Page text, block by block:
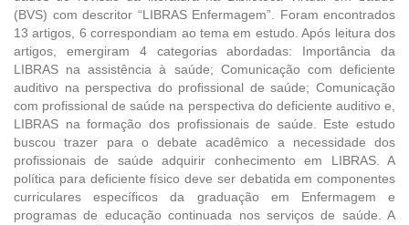
(BVS) com descritor “LIBRAS Enfermagem”. Foram encontrados
13 artigos, 6 correspondiam ao tema em estudo. Após leitura dos
artigos, emergiram 4 categorias abordadas: Importância da
LIBRAS na assistência à saúde; Comunicação com deficiente
auditivo na perspectiva do profissional de saúde; Comunicação
com profissional de saúde na perspectiva do deficiente auditivo e,
LIBRAS na formação dos profissionais de saúde. Este estudo
buscou trazer para o debate acadêmico a necessidade dos
profissionais de saúde adquirir conhecimento em LIBRAS. A
política para deficiente físico deve ser debatida em componentes
curriculares específicos da graduação em Enfermagem e
programas de educação continuada nos serviços de saúde. A